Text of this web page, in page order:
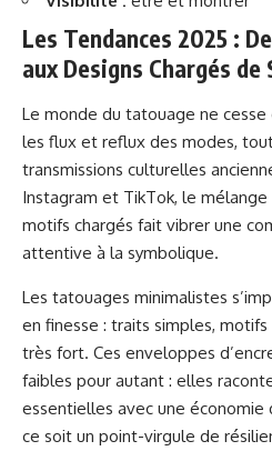
Les Tendances 2025 :
aux Designs Chargés de
Le monde du tatouage ne cesse
les flux et reflux des modes,
transmissions culturelles
Instagram et TikTok, le
motifs chargés fait vibrer une
attentive à la symbolique.
Les tatouages minimalistes
en finesse : traits simples,
très fort. Ces enveloppes
faibles pour autant : elles
essentielles avec une économie
ce soit un point-virgule de